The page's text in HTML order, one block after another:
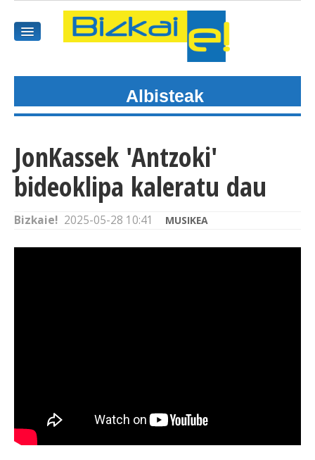
GAIAK
AGENDEA
... AUKERA GEHIAGO
Albisteak
JonKassek 'Antzoki'
bideoklipa kaleratu dau
Bizkaie! 2025-05-28 10:41 MUSIKEA